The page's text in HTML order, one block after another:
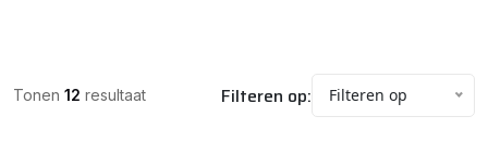
Tonen 12 resultaat Filteren op: Filteren op